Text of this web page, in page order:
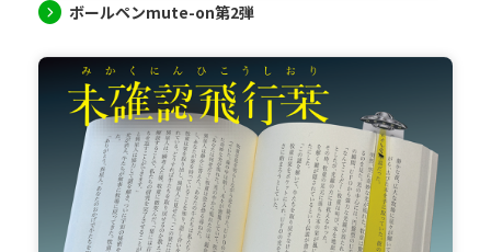
ボールペンmute-on第2弾